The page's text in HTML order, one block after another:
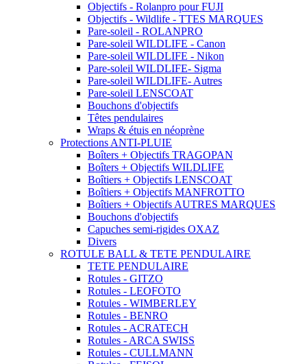
Objectifs - Rolanpro pour FUJI
Objectifs - Wildlife - TTES MARQUES
Pare-soleil - ROLANPRO
Pare-soleil WILDLIFE - Canon
Pare-soleil WILDLIFE - Nikon
Pare-soleil WILDLIFE- Sigma
Pare-soleil WILDLIFE- Autres
Pare-soleil LENSCOAT
Bouchons d'objectifs
Têtes pendulaires
Wraps & étuis en néoprène
Protections ANTI-PLUIE
Boîters + Objectifs TRAGOPAN
Boîters + Objectifs WILDLIFE
Boîtiers + Objectifs LENSCOAT
Boîtiers + Objectifs MANFROTTO
Boîtiers + Objectifs AUTRES MARQUES
Bouchons d'objectifs
Capuches semi-rigides OXAZ
Divers
ROTULE BALL & TETE PENDULAIRE
TETE PENDULAIRE
Rotules - GITZO
Rotules - LEOFOTO
Rotules - WIMBERLEY
Rotules - BENRO
Rotules - ACRATECH
Rotules - ARCA SWISS
Rotules - CULLMANN